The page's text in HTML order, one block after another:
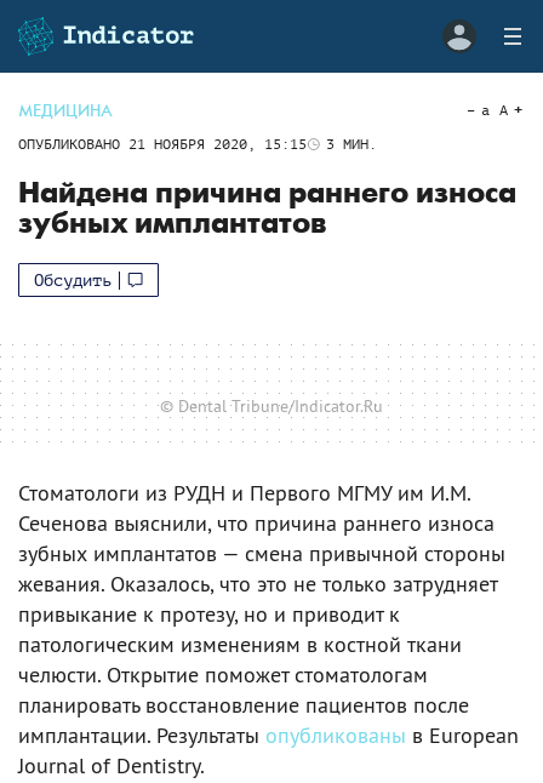
МЕДИЦИНА
ОПУБЛИКОВАНО 21 НОЯБРЯ 2020, 15:15 3 МИН.
a A
Найдена причина раннего износа
зубных имплантатов
Обсудить
© Dental Tribune/Indicator.Ru
Стоматологи из РУДН и Первого МГМУ им И.М.
Сеченова выяснили, что причина раннего износа
зубных имплантатов — смена привычной стороны
жевания. Оказалось, что это не только затрудняет
привыкание к протезу, но и приводит к
патологическим изменениям в костной ткани
челюсти. Открытие поможет стоматологам
планировать восстановление пациентов после
имплантации. Результаты опубликованы в European
Journal of Dentistry.